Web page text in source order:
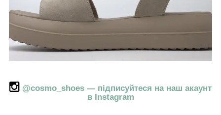
@cosmo_shoes — підписуйтеся на наш акаунт
в Instagram